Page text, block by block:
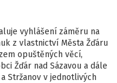
vyhlášení záměru na
z vlastnictví Města Žďáru
opuštěných věcí,
Žďár nad Sázavou a dále
Stržanov v jednotlivých